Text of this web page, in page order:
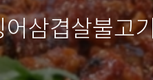
삼겹살불고